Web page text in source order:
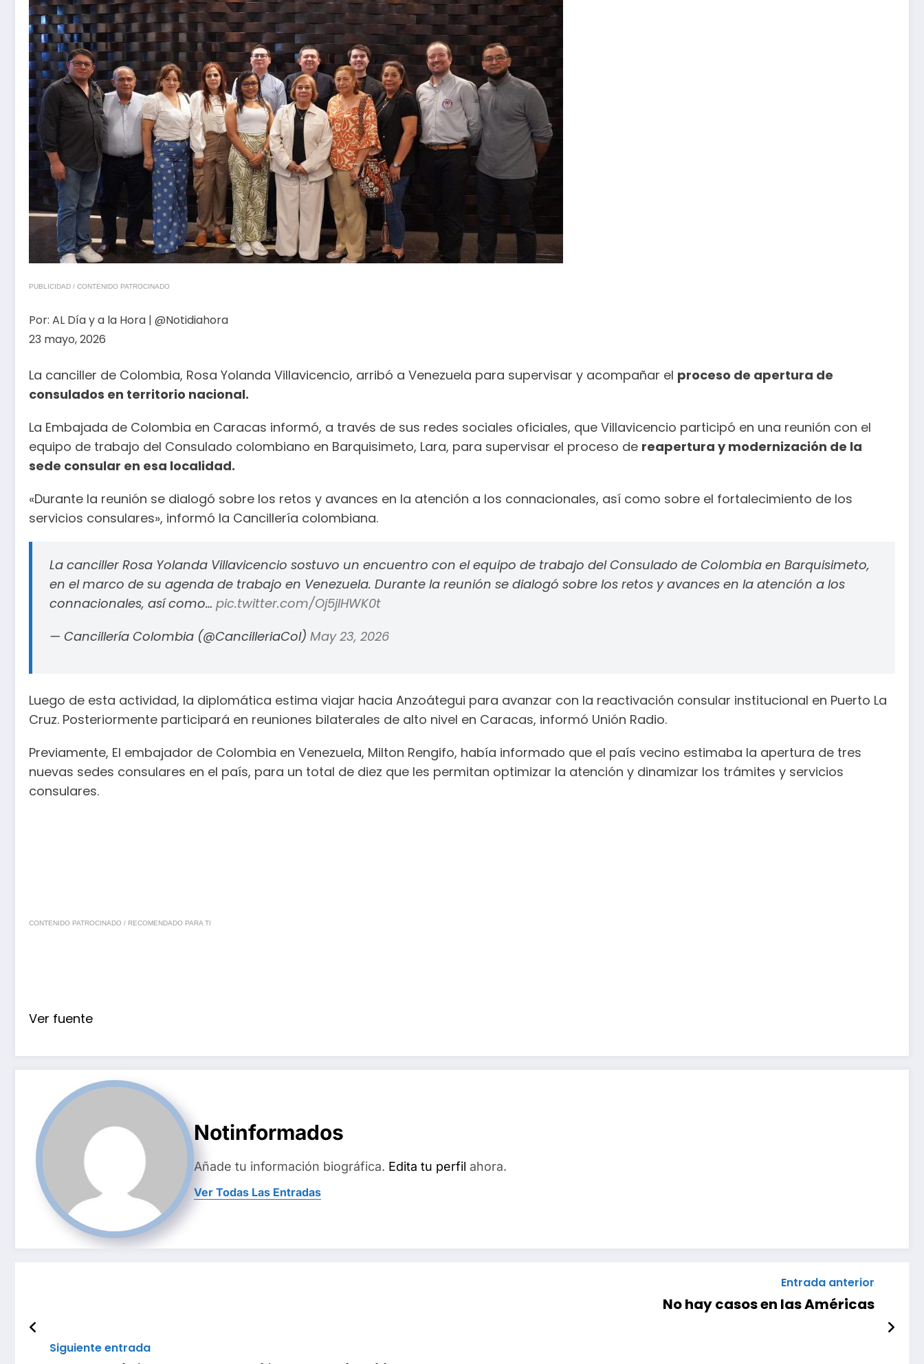
PUBLICIDAD / CONTENIDO PATROCINADO
Por: AL Día y a la Hora | @Notidiahora
23 mayo, 2026
La canciller de Colombia, Rosa Yolanda Villavicencio, arribó a Venezuela para supervisar y acompañar el proceso de apertura de
consulados en territorio nacional.
La Embajada de Colombia en Caracas informó, a través de sus redes sociales oficiales, que Villavicencio participó en una reunión con el
equipo de trabajo del Consulado colombiano en Barquisimeto, Lara, para supervisar el proceso de reapertura y modernización de la
sede consular en esa localidad.
«Durante la reunión se dialogó sobre los retos y avances en la atención a los connacionales, así como sobre el fortalecimiento de los
servicios consulares», informó la Cancillería colombiana.
La canciller Rosa Yolanda Villavicencio sostuvo un encuentro con el equipo de trabajo del Consulado de Colombia en Barquisimeto,
en el marco de su agenda de trabajo en Venezuela. Durante la reunión se dialogó sobre los retos y avances en la atención a los
connacionales, así como… pic.twitter.com/Oj5jlHWK0t
— Cancillería Colombia (@CancilleriaCol) May 23, 2026
Luego de esta actividad, la diplomática estima viajar hacia Anzoátegui para avanzar con la reactivación consular institucional en Puerto La
Cruz. Posteriormente participará en reuniones bilaterales de alto nivel en Caracas, informó Unión Radio.
Previamente, El embajador de Colombia en Venezuela, Milton Rengifo, había informado que el país vecino estimaba la apertura de tres
nuevas sedes consulares en el país, para un total de diez que les permitan optimizar la atención y dinamizar los trámites y servicios
consulares.
CONTENIDO PATROCINADO / RECOMENDADO PARA TI
Ver fuente
Notinformados
Añade tu información biográfica. Edita tu perfil ahora.
Ver Todas Las Entradas
Entrada anterior
No hay casos en las Américas
Siguiente entrada